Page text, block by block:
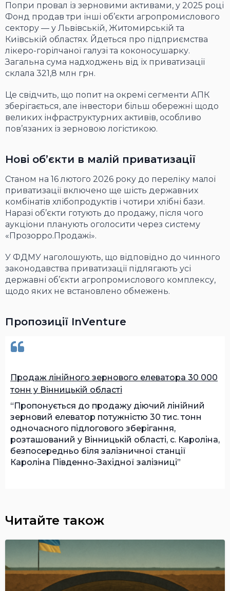
Попри провал із зерновими активами, у 2025 році
Фонд продав три інші об’єкти агропромислового
сектору — у Львівській, Житомирській та
Київській областях. Йдеться про підприємства
лікеро-горілчаної галузі та коконосушарку.
Загальна сума надходжень від їх приватизації
склала 321,8 млн грн.
Це свідчить, що попит на окремі сегменти АПК
зберігається, але інвестори більш обережні щодо
великих інфраструктурних активів, особливо
пов’язаних із зерновою логістикою.
Нові об’єкти в малій приватизації
Станом на 16 лютого 2026 року до переліку малої
приватизації включено ще шість державних
комбінатів хлібопродуктів і чотири хлібні бази.
Наразі об’єкти готують до продажу, після чого
аукціони планують оголосити через систему
«Прозорро.Продажі».
У ФДМУ наголошують, що відповідно до чинного
законодавства приватизації підлягають усі
державні об’єкти агропромислового комплексу,
щодо яких не встановлено обмежень.
Пропозиції InVenture
Продаж лінійного зернового елеватора 30 000
тонн у Вінницькій області
Пропонується до продажу діючий лінійний
зерновий елеватор потужністю 30 тис. тонн
одночасного підлогового зберігання,
розташований у Вінницькій області, с. Кароліна,
безпосередньо біля залізничної станції
Кароліна Південно-Західної залізниці
Читайте також